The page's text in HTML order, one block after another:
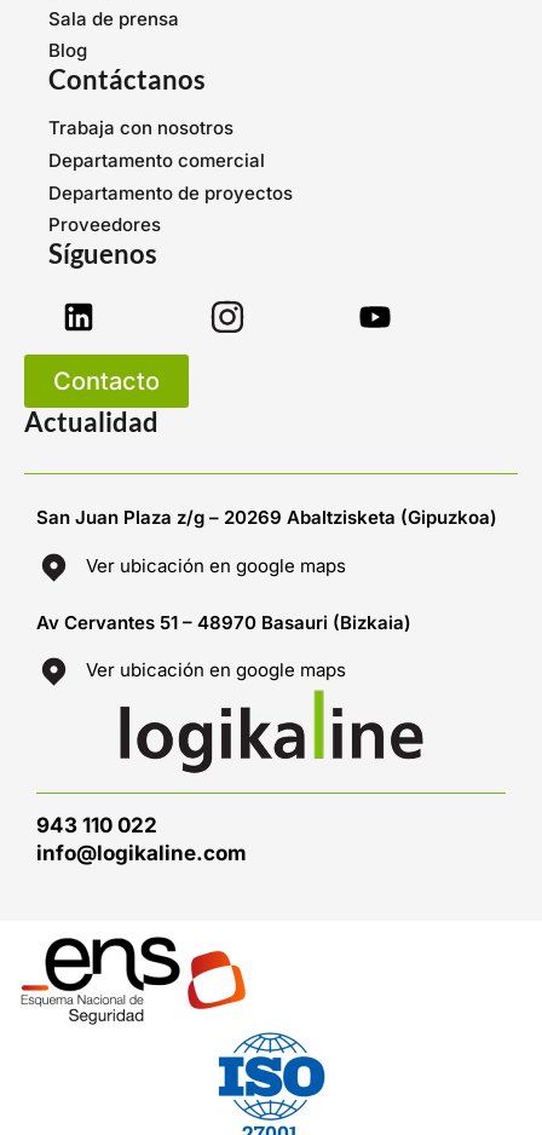
Sala de prensa
Blog
Contáctanos
Trabaja con nosotros
Departamento comercial
Departamento de proyectos
Proveedores
Síguenos
Contacto
Actualidad
San Juan Plaza z/g – 20269 Abaltzisketa (Gipuzkoa)
Ver ubicación en google maps
Av Cervantes 51 – 48970 Basauri (Bizkaia)
Ver ubicación en google maps
943 110 022
info@logikaline.com